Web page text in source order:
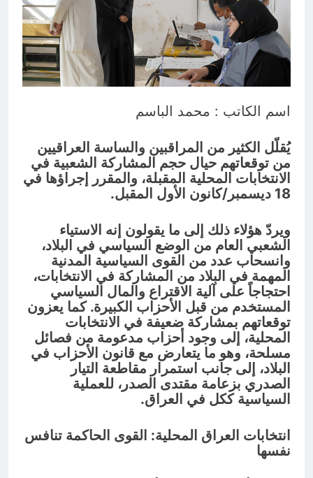
8 ساعات Ago
قراءة تحليليّة في الأبعاد القانونيّة
والسياسيّة للأتفاق الإطاري
8 ساعات Ago
اسم الكاتب : محمد الباسم
يُقلّل الكثير من المراقبين والساسة العراقيين
من توقعاتهم حيال حجم المشاركة الشعبية في
الانتخابات المحلية المقبلة، والمقرر إجراؤها في
18 ديسمبر/كانون الأول المقبل.
ويردّ هؤلاء ذلك إلى ما يقولون إنه الاستياء
الشعبي العام من الوضع السياسي في البلاد،
وانسحاب عدد من القوى السياسية المدنية
المهمة في البلاد من المشاركة في الانتخابات،
احتجاجاً على آلية الاقتراع والمال السياسي
المستخدم من قبل الأحزاب الكبيرة. كما يعزون
توقعاتهم بمشاركة ضعيفة في الانتخابات
المحلية، إلى وجود أحزاب مدعومة من فصائل
مسلحة، وهو ما يتعارض مع قانون الأحزاب في
البلاد، إلى جانب استمرار مقاطعة التيار
الصدري بزعامة مقتدى الصدر، للعملية
السياسية ككل في العراق.
انتخابات العراق المحلية: القوى الحاكمة تنافس
نفسها